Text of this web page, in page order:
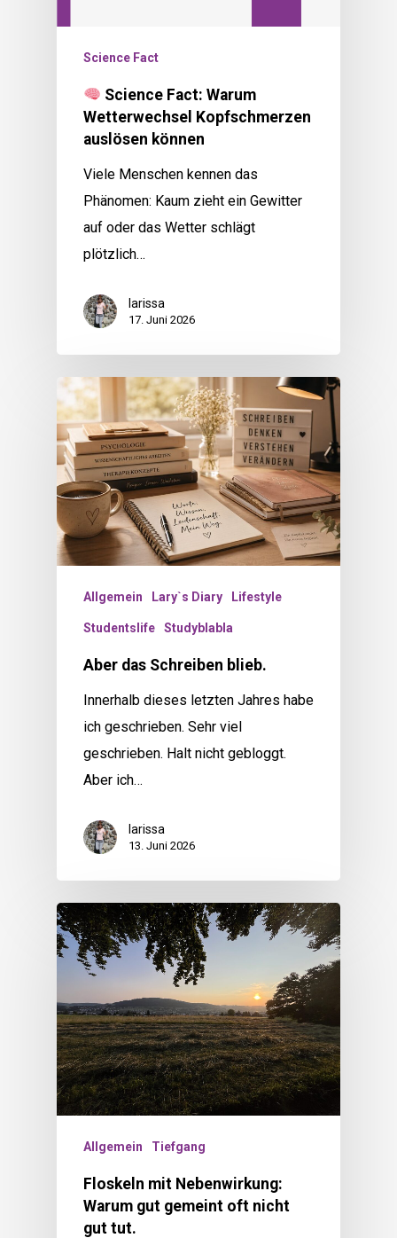
Science Fact
Science Fact: Warum
Wetterwechsel Kopfschmerzen
auslösen können
Viele Menschen kennen das
Phänomen: Kaum zieht ein Gewitter
auf oder das Wetter schlägt
plötzlich…
larissa
17. Juni 2026
Allgemein Lary`s Diary Lifestyle
Studentslife Studyblabla
Aber das Schreiben blieb.
Innerhalb dieses letzten Jahres habe
ich geschrieben. Sehr viel
geschrieben. Halt nicht gebloggt.
Aber ich…
larissa
13. Juni 2026
Allgemein Tiefgang
Floskeln mit Nebenwirkung:
Warum gut gemeint oft nicht
gut tut.